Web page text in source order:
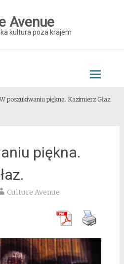
Avenue
kultura poza krajem
W poszukiwaniu piękna. Kazimierz Głaz.
piękna.
Culture Avenue